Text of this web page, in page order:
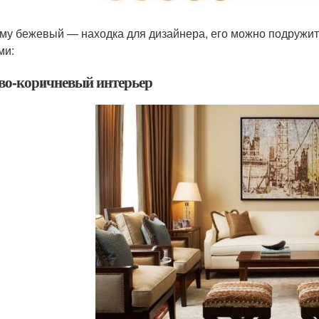
бежевый — находка для дизайнера, его можно
коричневый интерьер